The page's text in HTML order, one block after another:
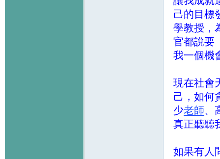
己的目標
學教授，
官都說要
我一個機
現在社會
己，如何
少老師、
真正聽聽
如果有人